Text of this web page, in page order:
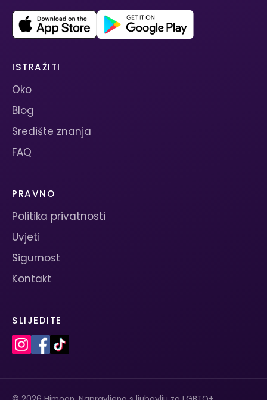
ISTRAŽITI
Oko
Blog
Središte znanja
FAQ
PRAVNO
Politika privatnosti
Uvjeti
Sigurnost
Kontakt
SLIJEDITE